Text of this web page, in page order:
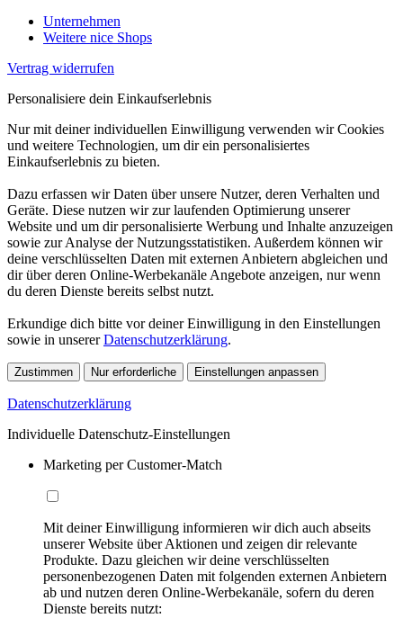
Unternehmen
Weitere nice Shops
Vertrag widerrufen
Personalisiere dein Einkaufserlebnis
Nur mit deiner individuellen Einwilligung verwenden wir Cookies
und weitere Technologien, um dir ein personalisiertes
Einkaufserlebnis zu bieten.
Dazu erfassen wir Daten über unsere Nutzer, deren Verhalten und
Geräte. Diese nutzen wir zur laufenden Optimierung unserer
Website und um dir personalisierte Werbung und Inhalte anzuzeigen
sowie zur Analyse der Nutzungsstatistiken. Außerdem können wir
deine verschlüsselten Daten mit externen Anbietern abgleichen und
dir über deren Online-Werbekanäle Angebote anzeigen, nur wenn
du deren Dienste bereits selbst nutzt.
Erkundige dich bitte vor deiner Einwilligung in den Einstellungen
sowie in unsererDatenschutzerklärung.
Zustimmen Nur erforderliche Einstellungen anpassen
Datenschutzerklärung
Individuelle Datenschutz-Einstellungen
Marketing per Customer-Match
Mit deiner Einwilligung informieren wir dich auch abseits
unserer Website über Aktionen und zeigen dir relevante
Produkte. Dazu gleichen wir deine verschlüsselten
personenbezogenen Daten mit folgenden externen Anbietern
ab und nutzen deren Online-Werbekanäle, sofern du deren
Dienste bereits nutzt: